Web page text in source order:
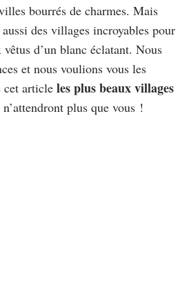
bourrés de charmes. Mais
des villages incroyables pour
d’un blanc éclatant. Nous
et nous voulions vous les
cet article les plus beaux villages
n’attendront plus que vous !